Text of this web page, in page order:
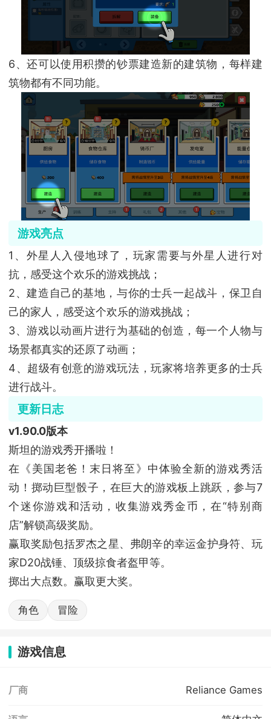
6、还可以使用积攒的钞票建造新的建筑物，每样建
筑物都有不同功能。
游戏亮点
1、外星人入侵地球了，玩家需要与外星人进行对
抗，感受这个欢乐的游戏挑战；
2、建造自己的基地，与你的士兵一起战斗，保卫自
己的家人，感受这个欢乐的游戏挑战；
3、游戏以动画片进行为基础的创造，每一个人物与
场景都真实的还原了动画；
4、超级有创意的游戏玩法，玩家将培养更多的士兵
进行战斗。
更新日志
v1.90.0版本
斯坦的游戏秀开播啦！
在《美国老爸！末日将至》中体验全新的游戏秀活
动！掷动巨型骰子，在巨大的游戏板上跳跃，参与7
个迷你游戏和活动，收集游戏秀金币，在“特别商
店”解锁高级奖励。
赢取奖励包括罗杰之星、弗朗辛的幸运金护身符、玩
家D20战锤、顶级掠食者盔甲等。
掷出大点数。赢取更大奖。
角色 冒险
游戏信息
厂商 Reliance Games